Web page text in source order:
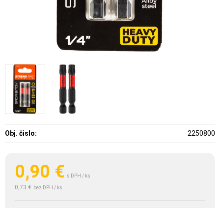
0,90 € s DPH / ks
0,73 € bez DPH / ks
Obj. čislo: 2250800